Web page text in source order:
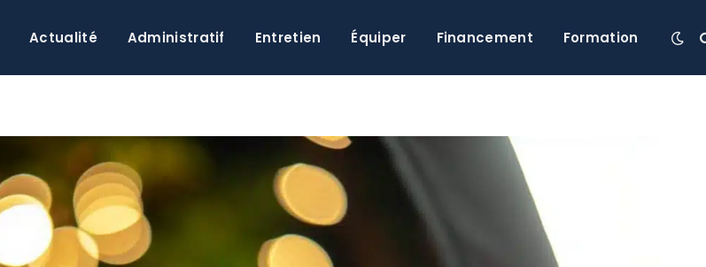
Actualité Administratif Entretien Équiper Financement Formation